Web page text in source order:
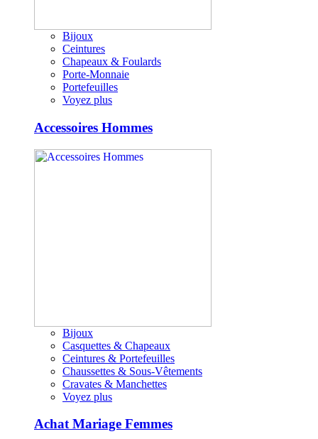
Bijoux
Ceintures
Chapeaux & Foulards
Porte-Monnaie
Portefeuilles
Voyez plus
Accessoires Hommes
Bijoux
Casquettes & Chapeaux
Ceintures & Portefeuilles
Chaussettes & Sous-Vêtements
Cravates & Manchettes
Voyez plus
Achat Mariage Femmes